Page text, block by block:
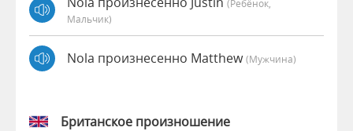
(Ребёнок,
Мальчик)
Nola произнесенно Matthew(мужчина)
Британское произношение